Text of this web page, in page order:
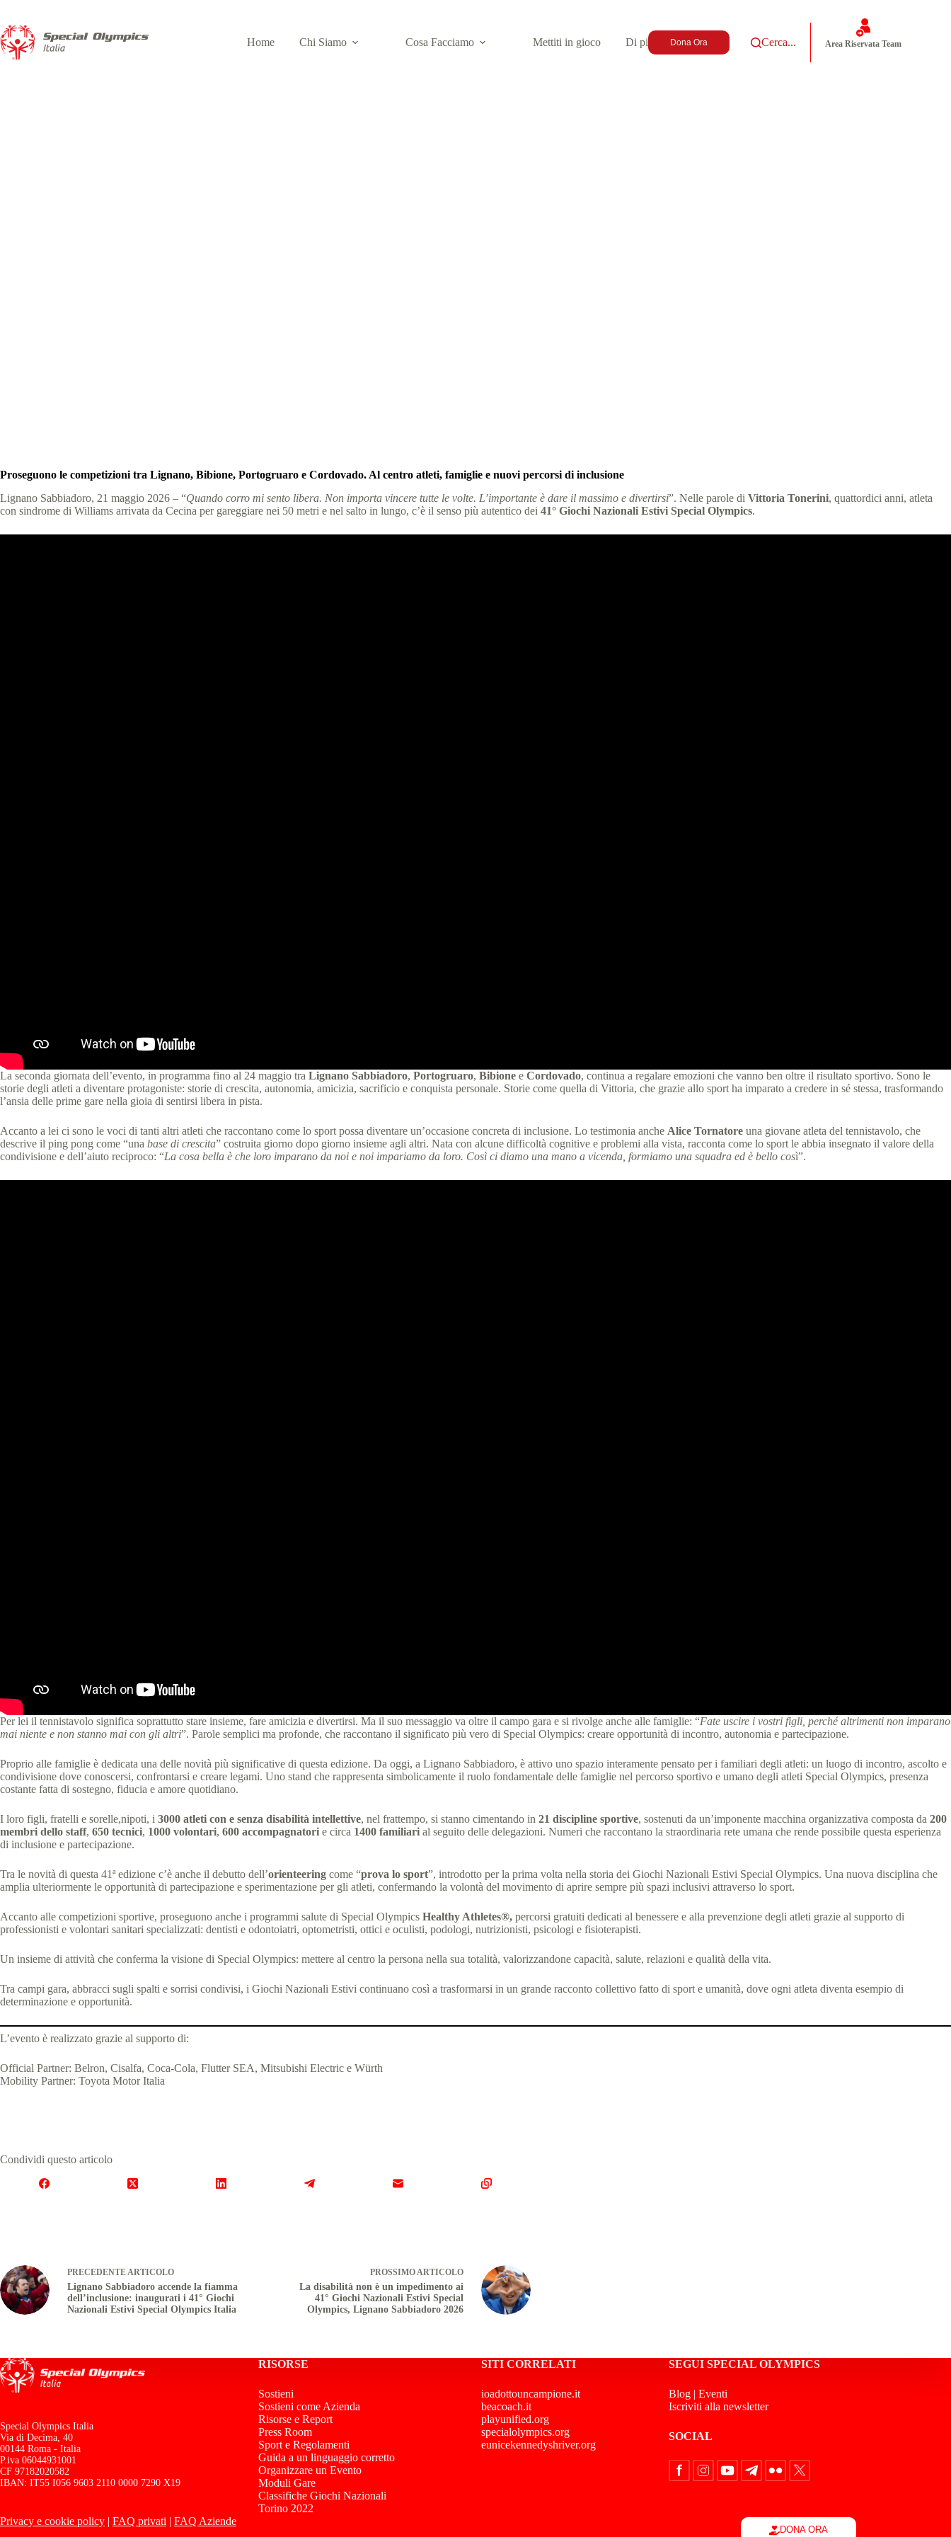
Home Chi Siamo Cosa Facciamo Mettiti in gioco Di più Dona Ora Cerca... Area Riservata Team
Proseguono le competizioni tra Lignano, Bibione, Portogruaro e Cordovado. Al centro atleti, famiglie e nuovi percorsi di inclusione
Lignano Sabbiadoro, 21 maggio 2026 – “Quando corro mi sento libera. Non importa vincere tutte le volte. L’importante è dare il massimo e divertirsi”. Nelle parole di Vittoria Tonerini, quattordici anni, atleta
con sindrome di Williams arrivata da Cecina per gareggiare nei 50 metri e nel salto in lungo, c’è il senso più autentico dei 41° Giochi Nazionali Estivi Special Olympics.
La seconda giornata dell’evento, in programma fino al 24 maggio tra Lignano Sabbiadoro, Portogruaro, Bibione e Cordovado, continua a regalare emozioni che vanno ben oltre il risultato sportivo. Sono le
storie degli atleti a diventare protagoniste: storie di crescita, autonomia, amicizia, sacrificio e conquista personale. Storie come quella di Vittoria, che grazie allo sport ha imparato a credere in sé stessa, trasformando
l’ansia delle prime gare nella gioia di sentirsi libera in pista.
Accanto a lei ci sono le voci di tanti altri atleti che raccontano come lo sport possa diventare un’occasione concreta di inclusione. Lo testimonia anche Alice Tornatore una giovane atleta del tennistavolo, che
descrive il ping pong come “una base di crescita” costruita giorno dopo giorno insieme agli altri. Nata con alcune difficoltà cognitive e problemi alla vista, racconta come lo sport le abbia insegnato il valore della
condivisione e dell’aiuto reciproco: “La cosa bella è che loro imparano da noi e noi impariamo da loro. Così ci diamo una mano a vicenda, formiamo una squadra ed è bello così”.
Per lei il tennistavolo significa soprattutto stare insieme, fare amicizia e divertirsi. Ma il suo messaggio va oltre il campo gara e si rivolge anche alle famiglie: “Fate uscire i vostri figli, perché altrimenti non imparano
mai niente e non stanno mai con gli altri”. Parole semplici ma profonde, che raccontano il significato più vero di Special Olympics: creare opportunità di incontro, autonomia e partecipazione.
Proprio alle famiglie è dedicata una delle novità più significative di questa edizione. Da oggi, a Lignano Sabbiadoro, è attivo uno spazio interamente pensato per i familiari degli atleti: un luogo di incontro, ascolto e
condivisione dove conoscersi, confrontarsi e creare legami. Uno stand che rappresenta simbolicamente il ruolo fondamentale delle famiglie nel percorso sportivo e umano degli atleti Special Olympics, presenza
costante fatta di sostegno, fiducia e amore quotidiano.
I loro figli, fratelli e sorelle,nipoti, i 3000 atleti con e senza disabilità intellettive, nel frattempo, si stanno cimentando in 21 discipline sportive, sostenuti da un’imponente macchina organizzativa composta da 200
membri dello staff, 650 tecnici, 1000 volontari, 600 accompagnatori e circa 1400 familiari al seguito delle delegazioni. Numeri che raccontano la straordinaria rete umana che rende possibile questa esperienza
di inclusione e partecipazione.
Tra le novità di questa 41ª edizione c’è anche il debutto dell’orienteering come “prova lo sport”, introdotto per la prima volta nella storia dei Giochi Nazionali Estivi Special Olympics. Una nuova disciplina che
amplia ulteriormente le opportunità di partecipazione e sperimentazione per gli atleti, confermando la volontà del movimento di aprire sempre più spazi inclusivi attraverso lo sport.
Accanto alle competizioni sportive, proseguono anche i programmi salute di Special Olympics Healthy Athletes®, percorsi gratuiti dedicati al benessere e alla prevenzione degli atleti grazie al supporto di
professionisti e volontari sanitari specializzati: dentisti e odontoiatri, optometristi, ottici e oculisti, podologi, nutrizionisti, psicologi e fisioterapisti.
Un insieme di attività che conferma la visione di Special Olympics: mettere al centro la persona nella sua totalità, valorizzandone capacità, salute, relazioni e qualità della vita.
Tra campi gara, abbracci sugli spalti e sorrisi condivisi, i Giochi Nazionali Estivi continuano così a trasformarsi in un grande racconto collettivo fatto di sport e umanità, dove ogni atleta diventa esempio di
determinazione e opportunità.
L’evento è realizzato grazie al supporto di:
Official Partner: Belron, Cisalfa, Coca-Cola, Flutter SEA, Mitsubishi Electric e Würth
Mobility Partner: Toyota Motor Italia
Condividi questo articolo
PRECEDENTE ARTICOLO
Lignano Sabbiadoro accende la fiamma
dell’inclusione: inaugurati i 41° Giochi
Nazionali Estivi Special Olympics Italia
PROSSIMO ARTICOLO
La disabilità non è un impedimento ai
41° Giochi Nazionali Estivi Special
Olympics, Lignano Sabbiadoro 2026
Special Olympics Italia
Via di Decima, 40
00144 Roma - Italia
P.iva 06044931001
CF 97182020582
IBAN: IT55 I056 9603 2110 0000 7290 X19
RISORSE
Sostieni
Sostieni come Azienda
Risorse e Report
Press Room
Sport e Regolamenti
Guida a un linguaggio corretto
Organizzare un Evento
Moduli Gare
Classifiche Giochi Nazionali
Torino 2022
SITI CORRELATI
ioadottouncampione.it
beacoach.it
playunified.org
specialolympics.org
eunicekennedyshriver.org
SEGUI SPECIAL OLYMPICS
Blog| Eventi
Iscriviti alla newsletter
SOCIAL
Privacy e cookie policy | FAQ privati | FAQ Aziende
DONA ORA